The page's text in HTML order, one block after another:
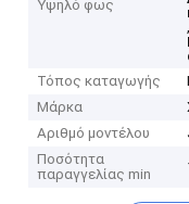
Υψηλό φως
,
Τόπος καταγωγής
Μάρκα
Αριθμό μοντέλου
Ποσότητα
παραγγελίας min